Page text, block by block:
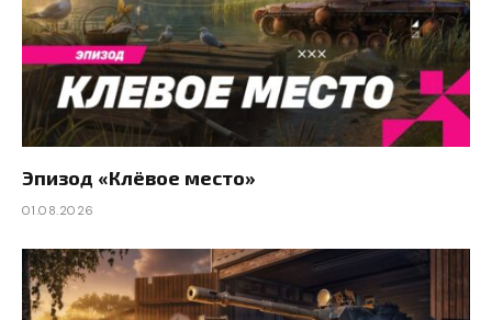
Эпизод «Клёвое место»
01.08.2026